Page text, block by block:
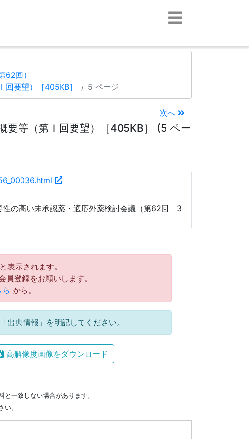
62回）
要望）［405KB］
5 ページ
次へ
要等（第Ｉ回要望）［405KB］ (5 ペー
性の高い未承認薬・適応外薬検討会議（第62回 3
表示されます。
登録をお願いします。
ら から。
出典情報」を明記してください。
高解像度画像をダウンロード
一致しない場合があります。
い。